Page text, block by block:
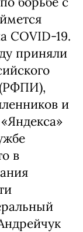
COVID-19.
приняли
и
в